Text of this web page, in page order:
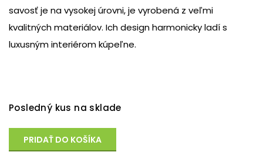
savosť je na vysokej úrovni, je vyrobená z veľmi
kvalitných materiálov. Ich design harmonicky ladí s
luxusným interiérom kúpeľne.
Posledný kus na sklade
PRIDAŤ DO KOŠÍKA